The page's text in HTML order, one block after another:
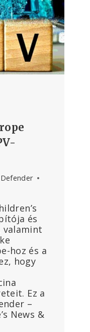
és
valamint
hoz és a
hogy
Ez a
–
News &